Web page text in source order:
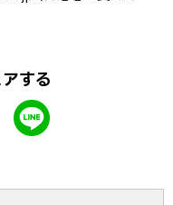
する